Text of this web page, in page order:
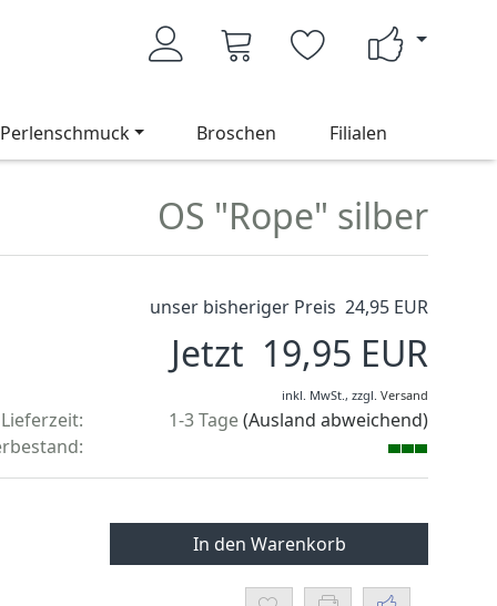
Perlenschmuck Broschen Filialen
OS "Rope" silber
unser bisheriger Preis 24,95 EUR
Jetzt 19,95 EUR
inkl. MwSt., zzgl.Versand
Lieferzeit: 1-3 Tage(Ausland abweichend)
In den Warenkorb